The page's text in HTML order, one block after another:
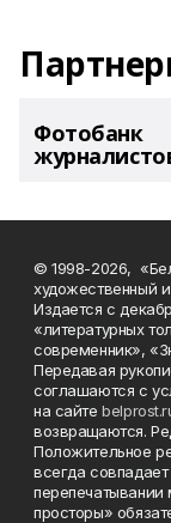
Фотобанк
© 1998-2026,
художественный
Издается с
«литературных
современник»,
Передавая
соглашаются с
на сайте
возвращаются.
Положительное
всегда
просторы»